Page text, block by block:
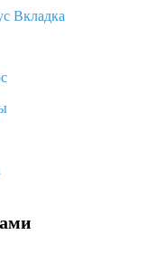
за метод доставки и
с Алиэкспресс
Вкладка